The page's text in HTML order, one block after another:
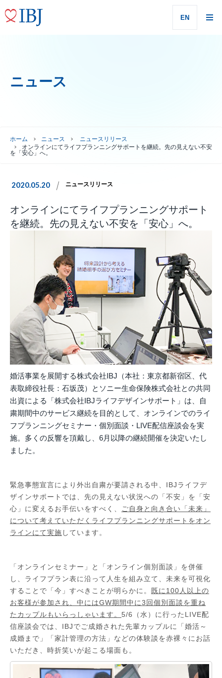
EN
ニュース
ホーム ニュース
ニュースリリース
オンラインにてライフプランニングサポートを継続。先の見えない不安
を「安心」へ。
2020.05.20 ニュースリリース
オンラインにてライフプランニングサポート
を継続。先の見えない不安を「安心」へ。
婚活事業を展開する株式会社IBJ（本社：東京都新宿区、代
表取締役社長：石坂茂）とソニー生命保険株式会社との共同
出資による「株式会社IBJライフデザインサポート」は、自
粛期間中のサービス継続を目的として、オンラインでのライ
フプランニングセミナー・個別面談・LIVE配信座談会を実
施。多くの反響を頂戴し、6月以降の継続開催を決定いたし
ました。
緊急事態宣言により外出自粛が要請される中、IBJライフデ
ザインサポートでは、先の見えない状況への「不安」を「安
心」に変えるお手伝いをすべく、
ご自身と向き合い「未来」
について考えていただくライフプランニングサポートをオン
ラインにて実施 しています。
「オンラインセミナー」と「オンライン個別面談」を併催
し、ライフプラン表に沿って人生を組み立て、未来を可視化
することで「今」すべきことが明らかに。
既に100人以上の
お客様が参加され、中にはGW期間中に3回個別面談を重ね
たカップルもいらっしゃいます。 5/6（水）に行ったLIVE配
信座談会では、IBJでご成婚された先輩カップルに「婚活～
成婚まで」「家計管理の方法」などの体験談を赤裸々にお話
いただき、時折笑いが起こる場面も。